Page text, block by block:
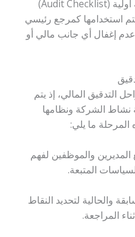
يتم بعد ذلك إعداد قائمة مرجعية أولية (Audit Checklist)
استخدامها كمرجع رئيسي
عدم إغفال أي جانب مالي أو
التدقيق المالي، إذ يتم
نشاط الشركة ونظامها
ما يلي:
والموظفين لفهم
المتبعة.
والحالية لتحديد النقاط
المراجعة.